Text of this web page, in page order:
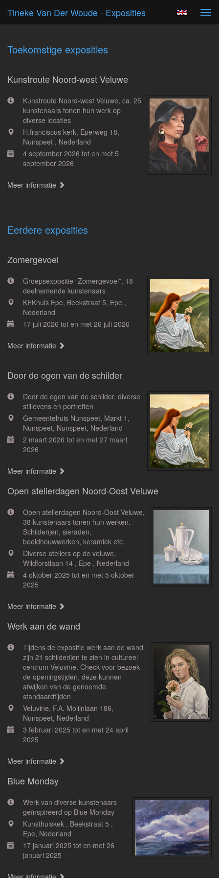
Tineke Van Der Woude - Exposities
Toekomstige exposities
Kunstroute Noord-west Veluwe
Kunstroute Noord-west Veluwe, ca. 25
kunstenaars tonen hun werk op
diverse locaties
H.franciscus kerk, Eperweg 18,
Nunspeet , Nederland
4 september 2026 tot en met 5
september 2026
Meer informatie
Eerdere exposities
Zomergevoel
Groepsexpositie “Zomergevoel”, 18
deelnemende kunstenaars
KEKhuis Epe, Beekstraat 5, Epe ,
Nederland
17 juli 2026 tot en met 26 juli 2026
Meer informatie
Door de ogen van de schilder
Door de ogen van de schilder, diverse
stillevens en portretten
Gemeentehuis Nunspeet, Markt 1,
Nunspeet, Nunspeet, Nederland
2 maart 2026 tot en met 27 maart
2026
Meer informatie
Open atelierdagen Noord-Oost Veluwe
Open atelierdagen Noord-Oost Veluwe,
38 kunstenaars tonen hun werken.
Schilderijen, sieraden,
beeldhouwwerken, keramiek etc.
Diverse ateliers op de veluwe,
Wildforstlaan 14 , Epe , Nederland
4 oktober 2025 tot en met 5 oktober
2025
Meer informatie
Werk aan de wand
Tijdens de expositie werk aan de wand
zijn 21 schilderijen te zien in cultureel
centrum Veluvine. Check voor bezoek
de openingstijden, deze kunnen
afwijken van de genoemde
standaardtijden
Veluvine, F.A. Molijnlaan 186,
Nunspeet, Nederland
3 februari 2025 tot en met 24 april
2025
Meer informatie
Blue Monday
Werk van diverse kunstenaars
geïnspireerd op Blue Monday
Kunsthuiskek , Beekstraat 5 ,
Epe, Nederland
17 januari 2025 tot en met 26
januari 2025